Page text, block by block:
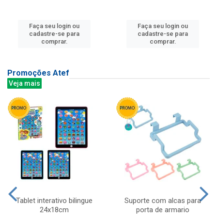
Faça seu login ou
cadastre-se para
comprar.
Faça seu login ou
cadastre-se para
comprar.
Promoções Atef
Veja mais
Tablet interativo bilingue
24x18cm
Suporte com alcas para
porta de armario